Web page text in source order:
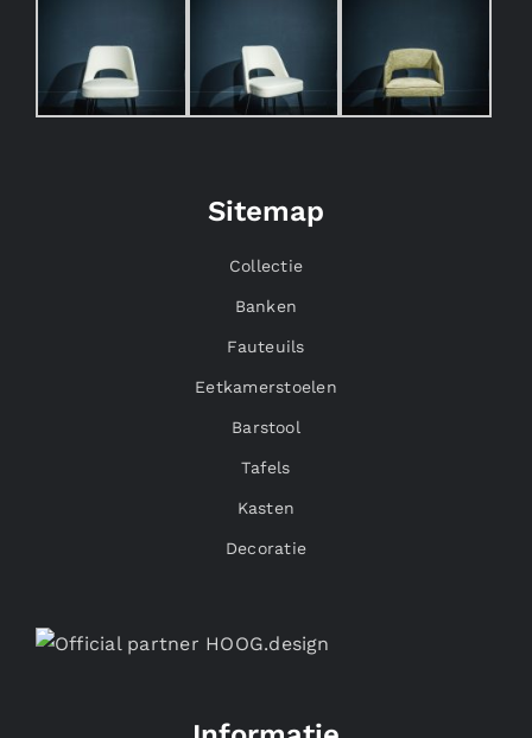
Sitemap
Collectie
Banken
Fauteuils
Eetkamerstoelen
Barstool
Tafels
Kasten
Decoratie